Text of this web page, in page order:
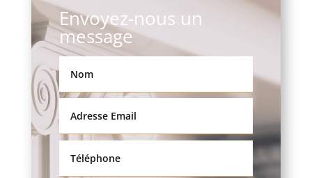
Envoyez-nous un
message